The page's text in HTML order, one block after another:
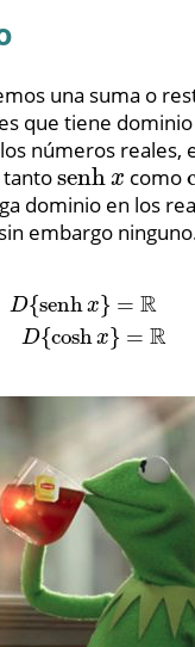
una suma o
que tiene
números reales,
senh x
senhx como
dominio en los
embargo
D{senhx} = R
D{coshx} = R
senhx}=RD{coshx}